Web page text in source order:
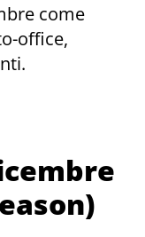
come
office,